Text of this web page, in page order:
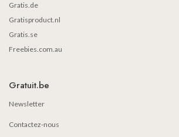
Gratis.de
Gratisproduct.nl
Gratis.se
Freebies.com.au
Gratuit.be
Newsletter
Contactez-nous